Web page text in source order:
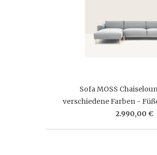
Sofa MOSS
verschiedene Farben -
2.990,00 €